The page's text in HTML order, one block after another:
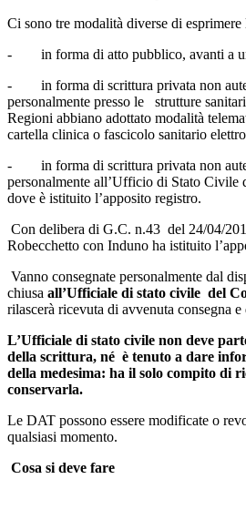
Ci sono tre modalità diverse di
- in forma di atto pubblico, avanti a
- in forma di scrittura privata non
personalmente presso le strutture
Regioni abbiano adottato modalità
cartella clinica o fascicolo sanitario
- in forma di scrittura privata non
personalmente all’Ufficio di Stato Civile
dove è istituito l’apposito registro.
Con delibera di G.C. n.43 del 24/04/
Robecchetto con Induno ha istituito
Vanno consegnate personalmente dal
chiusa all’Ufficiale di stato civile del
rilascerà ricevuta di avvenuta consegna e
L’Ufficiale di stato civile non deve
della scrittura, né è tenuto a dare
della medesima: ha il solo compito di
conservarla.
Le DAT possono essere modificate o
qualsiasi momento.
Cosa si deve fare